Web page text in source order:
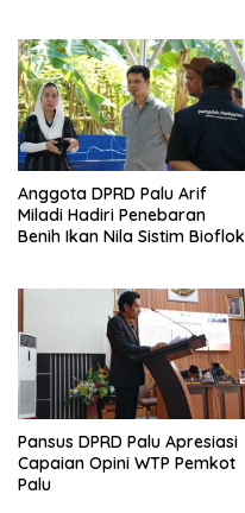
Anggota DPRD Palu Arif
Miladi Hadiri Penebaran
Benih Ikan Nila Sistim Bioflok
Pansus DPRD Palu Apresiasi
Capaian Opini WTP Pemkot
Palu